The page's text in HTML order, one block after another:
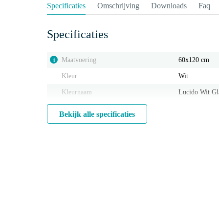
Specificaties Omschrijving Downloads Faq
Specificaties
i Maatvoering 60x120 cm
Kleur Wit
Kleurnaam Lucido Wit
Bekijk alle specificaties